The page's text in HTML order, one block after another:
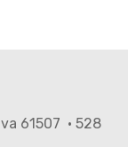
61507 · 528